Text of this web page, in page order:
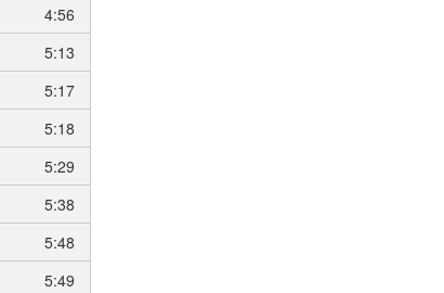
4:56
5:13
5:17
5:18
5:29
5:38
5:48
5:49